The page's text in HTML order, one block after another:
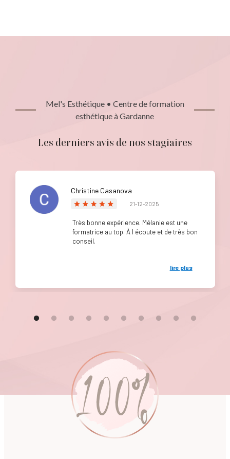
Mel's Esthétique • Centre de formation
esthétique à Gardanne
Les derniers avis de nos stagiaires
Christine Casanova
21-12-2025
Très bonne expérience. Mélanie est une
formatrice au top. À l écoute et de très bon
conseil.
lire plus